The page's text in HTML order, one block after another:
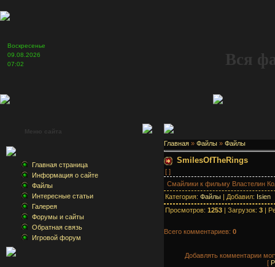
Воскресенье
09.08.2026
07:02
Вся
Меню сайта
Главная страница
Информация о сайте
Файлы
Интересные статьи
Галерея
Форумы и сайты
Обратная связь
Игровой форум
Главная » Файлы » Файлы
SmilesOfTheRings
[ ]
Смайлики к фильму Властелин
Категория: Файлы | Добавил: Isien
Просмотров: 1253 | Загрузок: 3 |
Всего комментариев: 0
Добавлять комментарии
[